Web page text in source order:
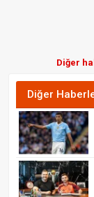
Diğer
Diğer